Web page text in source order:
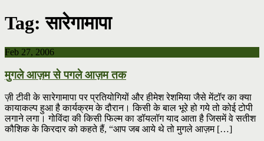
Tag:सारेगामापा
Feb 27, 2006
मुगले आज़म से पगले आज़म तक
ज़ी टीवी के सारेगामापा पर प्रतियोगियों और हीमेश रेशमिया जैसे मेंटॉर का क्या
कायाकल्प हुआ है कार्यक्रम के दौरान। किसी के बाल भूरे हो गये तो कोई टोपी
लगाने लगा। गोविंदा की किसी फिल्म का डॉयलॉग याद आता है जिसमें वे सतीश
कौशिक के किरदार को कहते हैं, “आप जब आये थे तो मुगले आज़म […]